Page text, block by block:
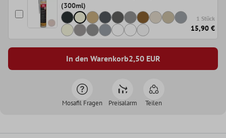
(300ml)
1 Stück
15,90 €
In den Warenkorb2,50EUR
Mosafil Fragen Preisalarm Teilen